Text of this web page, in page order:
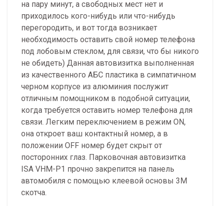
на пару минут, а свободных мест нет и
приходилось кого-нибудь или что-нибудь
перегородить, и вот тогда возникает
необходимость оставить свой номер телефона
под лобовым стеклом, для связи, что бы никого
не обидеть) Данная автовизитка выполненная
из качественного АБС пластика в симпатичном
черном корпусе из алюминия послужит
отличным помощником в подобной ситуации,
когда требуется оставить номер телефона для
связи. Легким переключением в режим ON,
она откроет ваш контактный номер, а в
положении OFF номер будет скрыт от
посторонних глаз. Парковочная автовизитка
ISA VHM-P1 прочно закрепится на панель
автомобиля с помощью клеевой основы 3М
скотча.